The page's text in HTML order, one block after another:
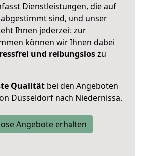
Dienstleistungen, die auf
sind, und unser
Ihnen jederzeit zur
können wir Ihnen dabei
und reibungsloszu
Qualität bei den Angeboten
Düsseldorf nach Niedernissa.
Angebote erhalten